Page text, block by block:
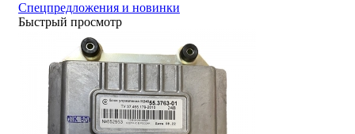
Спецпредложения и новинки
Быстрый просмотр